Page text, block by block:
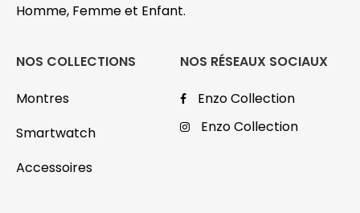
Homme, Femme et Enfant.
NOS COLLECTIONS
Montres
Smartwatch
Accessoires
NOS RÉSEAUX SOCIAUX
Enzo Collection
Enzo Collection